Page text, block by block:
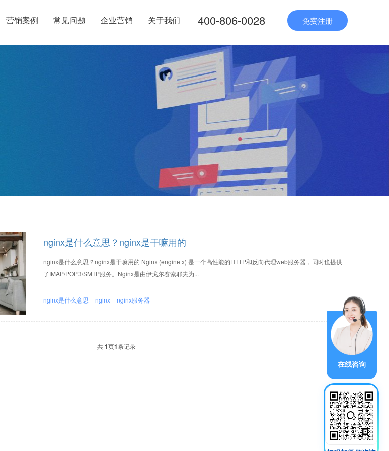
营销案例 常见问题 企业营销 关于我们 400-806-0028 免费注册
nginx是什么意思？nginx是干嘛用的
nginx是什么意思？nginx是干嘛用的 Nginx (engine x) 是一个高性能的HTTP和反向代理web服务器，同时也提供
了IMAP/POP3/SMTP服务。Nginx是由伊戈尔赛索耶夫为...
nginx是什么意思 nginx nginx服务器
共1页1条记录
在线咨询